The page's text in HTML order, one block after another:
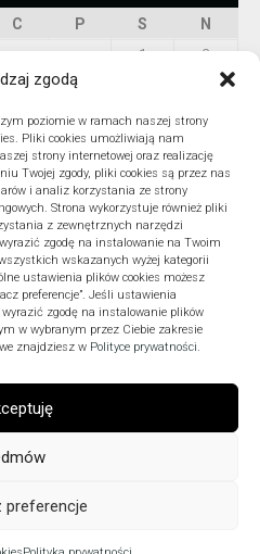
zgodą
poziomie w ramach naszej strony
Pliki cookies umożliwiają nam
strony internetowej oraz realizację
Twojej zgody, pliki cookies są przez nas
i analiz korzystania ze strony
Strona wykorzystuje również pliki
z zewnętrznych narzędzi
zgodę na instalowanie na Twoim
wskazanych wyżej kategorii
ustawienia plików cookies możesz
preferencje”. Jeśli ustawienia
zgodę na instalowanie plików
w wybranym przez Ciebie zakresie
znajdziesz w Polityce prywatności.
preferencje
C P S
N
1
2
6 7
13 14 15
16
20 21 22
23
27 28 29
30
prawa zastrzeżone.